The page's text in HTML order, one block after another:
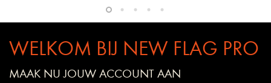
WELKOM BIJ NEW FLAG PRO
MAAK NU JOUW ACCOUNT AAN